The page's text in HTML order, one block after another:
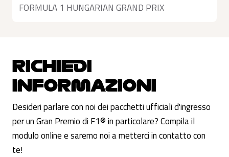
FORMULA 1 HUNGARIAN GRAND PRIX
RICHIEDI
INFORMAZIONI
Desideri parlare con noi dei pacchetti ufficiali d'ingresso
per un Gran Premio di F1® in particolare? Compila il
modulo online e saremo noi a metterci in contatto con
te!